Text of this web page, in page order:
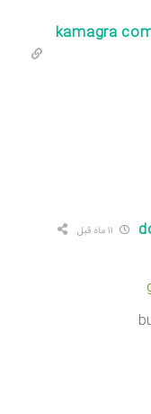
kamagra